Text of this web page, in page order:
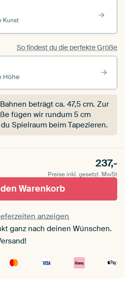
Kunst
So findest du die perfekte Größe
Höhe
beträgt ca.47,5 cm. Zur
fügen wir rundum 5 cm
Spielraum beim Tapezieren.
237,-
Preise inkl. gesetzl. MwSt
Warenkorb
anzeigen
ganz nach deinen Wünschen.